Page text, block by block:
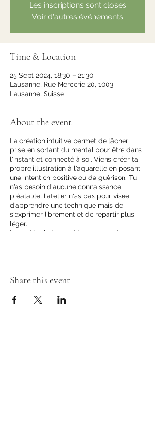
Les inscriptions sont closes
Voir d'autres événements
Time & Location
25 Sept 2024, 18:30 – 21:30
Lausanne, Rue Mercerie 20, 1003
Lausanne, Suisse
About the event
La création intuitive permet de lâcher
prise en sortant du mental pour être dans
l'instant et connecté à soi. Viens créer ta
propre illustration à l'aquarelle en posant
une intention positive ou de guérison. Tu
n'as besoin d'aucune connaissance
préalable, l'atelier n'as pas pour visée
d'apprendre une technique mais de
s'exprimer librement et de repartir plus
léger.
Le matériel et un petit en-cas sont
Share this event